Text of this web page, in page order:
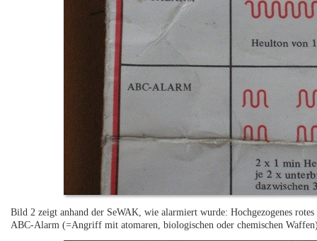
Bild 2 zeigt anhand der SeWAK, wie alarmiert wurde: Hochgezogenes
ABC-Alarm (=Angriff mit atomaren, biologischen oder chemischen